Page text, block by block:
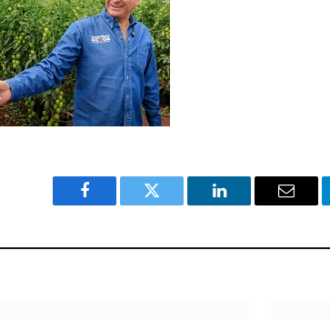
Facebook Twitter LinkedIn Email